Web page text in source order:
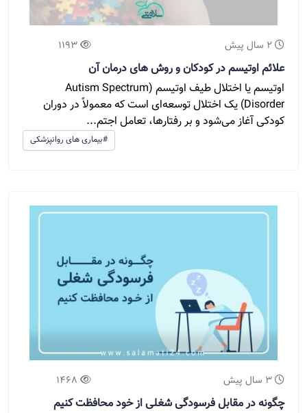
2 سال پیش 1193
علائم اوتیسم در کودکان و روش های درمان آن
اوتیسم یا اختلال طیف اوتیسم (Autism Spectrum
Disorder) یک اختلال توسعه‌ای است که معمولاً در دوران
کودکی آغاز می‌شود و بر رفتارها، تعامل اجتم...
#بیماری های روانپزشکی
3 سال پیش 1468
چگونه در مقابل فرسودگی شغلی از خود محافظت کنیم